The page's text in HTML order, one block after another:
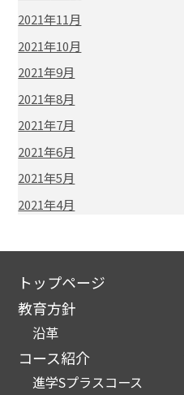
2021年11月
2021年10月
2021年9月
2021年8月
2021年7月
2021年6月
2021年5月
2021年4月
トップページ
教育方針
沿革
コース紹介
進学Sプラスコース